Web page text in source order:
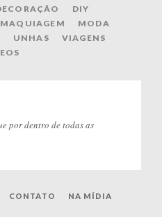
DIY
MAQUIAGEM
MODA
UNHAS
VIAGENS
por dentro de todas as
CONTATO NA MÍDIA